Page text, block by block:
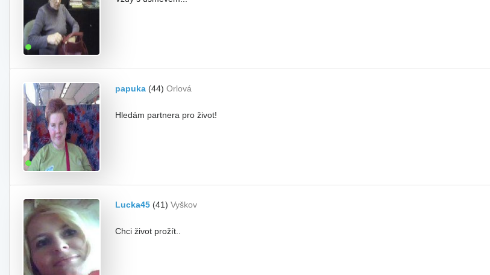
papuka (44) Orlová
Hledám partnera pro život!
Lucka45 (41) Vyškov
Chci život prožít..